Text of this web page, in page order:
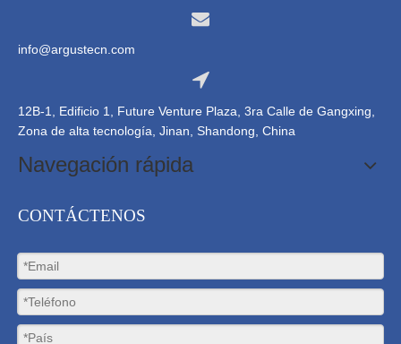
info@argustecn.com
12B-1, Edificio 1, Future Venture Plaza, 3ra Calle de Gangxing,
Zona de alta tecnología, Jinan, Shandong, China
Navegación rápida
CONTÁCTENOS